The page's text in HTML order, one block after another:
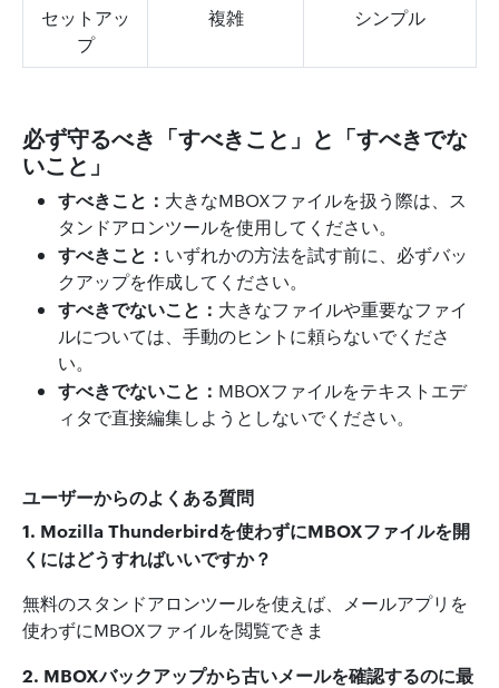
セットアッ
プ
複雑 シンプル
必ず守るべき「すべきこと」と「すべきでな
いこと」
すべきこと： 大きなMBOXファイルを扱う際は、ス
タンドアロンツールを使用してください。
すべきこと： いずれかの方法を試す前に、必ずバッ
クアップを作成してください。
すべきでないこと： 大きなファイルや重要なファイ
ルについては、手動のヒントに頼らないでくださ
い。
すべきでないこと： MBOXファイルをテキストエデ
ィタで直接編集しようとしないでください。
ユーザーからのよくある質問
1. Mozilla Thunderbirdを使わずにMBOXファイルを開
くにはどうすればいいですか？
無料のスタンドアロンツールを使えば、メールアプリを
使わずにMBOXファイルを閲覧できま
2. MBOXバックアップから古いメールを確認するのに最